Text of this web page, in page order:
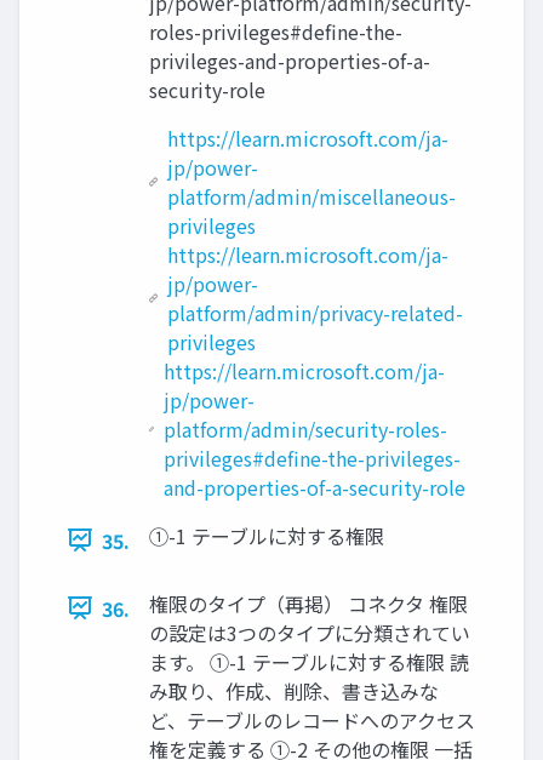
roles-privileges#define-the-
privileges-and-properties-of-a-
security-role
https://learn.microsoft.com/ja-
jp/power-
platform/admin/miscellaneous-
privileges
https://learn.microsoft.com/ja-
jp/power-
platform/admin/privacy-related-
privileges
https://learn.microsoft.com/ja-
jp/power-
platform/admin/security-roles-
privileges#define-the-privileges-
and-properties-of-a-security-role
35.
①-1 テーブルに対する権限
36.
権限のタイプ（再掲） コネクタ 権限
の設定は3つのタイプに分類されてい
ます。 ①-1 テーブルに対する権限 読
み取り、作成、削除、書き込みな
ど、テーブルのレコードへのアクセス
権を定義する ①-2 その他の権限 一括